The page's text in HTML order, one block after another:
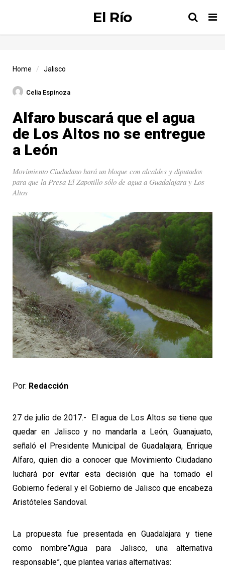
El Río
Home Jalisco
Celia Espinoza
Alfaro buscará que el agua
de Los Altos no se entregue
a León
Movimiento Ciudadano hará un bloque con alcaldes y diputados
para que la Presa El Zapotillo sólo de agua a Guadalajara y Los
Altos
Por: Redacción
27 de julio de 2017.- El agua de Los Altos se tiene que
quedar en Jalisco y no mandarla a León, Guanajuato,
señaló el Presidente Municipal de Guadalajara, Enrique
Alfaro, quien dio a conocer que Movimiento Ciudadano
luchará por evitar esta decisión que ha tomado el
Gobierno federal y el Gobierno de Jalisco que encabeza
Aristóteles Sandoval.
La propuesta fue presentada en Guadalajara y tiene
como nombre”Agua para Jalisco, una alternativa
responsable”, que plantea varias alternativas: